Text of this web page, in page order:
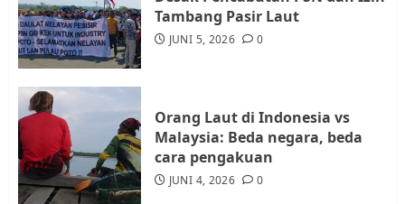
4
Resahkan Warga
JULI 17, 2026 0
5
Tim Advokasi Desak BP Batam
Berhenti Merampas Tanah
Warga Rempang
JULI 15, 2026
Tambang Pasir Laut
JUNI 5, 2026 0
Orang Laut di Indonesia vs
Malaysia: Beda negara, beda
cara pengakuan
JUNI 4, 2026 0